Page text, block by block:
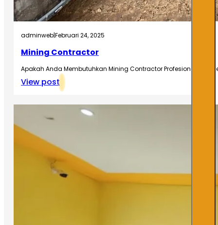
adminweb|Februari 24, 2025
Mining Contractor
Apakah Anda Membutuhkan Mining Contractor Profesional dan
View post